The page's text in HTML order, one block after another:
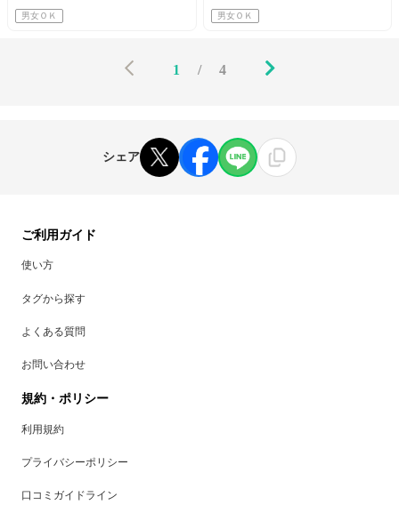
男女ＯＫ 男女ＯＫ
1 / 4
シェア
ご利用ガイド
使い方
タグから探す
よくある質問
お問い合わせ
規約・ポリシー
利用規約
プライバシーポリシー
口コミガイドライン